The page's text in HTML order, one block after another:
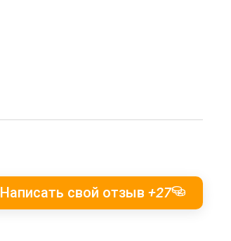
Написать свой отзыв +27